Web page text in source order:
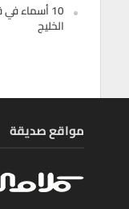
10 أسماء
الخليج
مواقع صديقة